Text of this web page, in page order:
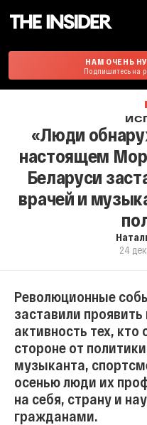
НАМ ОЧЕНЬ
Подпишитесь на
«Люди
настоящем
Беларуси
врачей и
24
Революционные
заставили
активность тех,
стороне от
музыканта,
осенью люди их
на себя, страну и
гражданами.